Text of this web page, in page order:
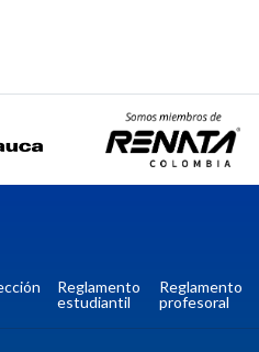
Reglamento
estudiantil
Reglamento
profesoral